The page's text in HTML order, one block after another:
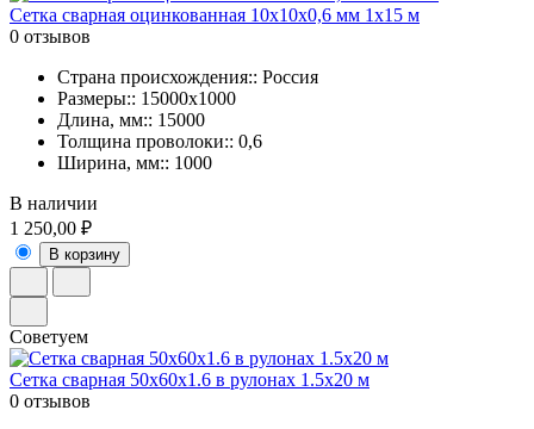
Сетка сварная оцинкованная 10х10х0,6 мм 1х15 м
0 отзывов
Страна происхождения:: Россия
Размеры:: 15000х1000
Длина, мм:: 15000
Толщина проволоки:: 0,6
Ширина, мм:: 1000
В наличии
1 250,00 ₽
В корзину
Советуем
Сетка сварная 50х60х1.6 в рулонах 1.5х20 м
0 отзывов